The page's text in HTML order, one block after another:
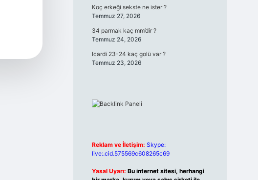
Koç erkeği sekste ne ister ?
Temmuz 27, 2026
34 parmak kaç mm’dir ?
Temmuz 24, 2026
Icardi 23-24 kaç golü var ?
Temmuz 23, 2026
Reklam ve İletişim: Skype:
live:.cid.575569c608265c69
Yasal Uyarı: Bu internet sitesi, herhangi